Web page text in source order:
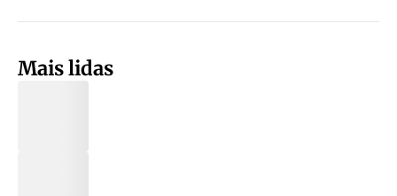
Mais lidas